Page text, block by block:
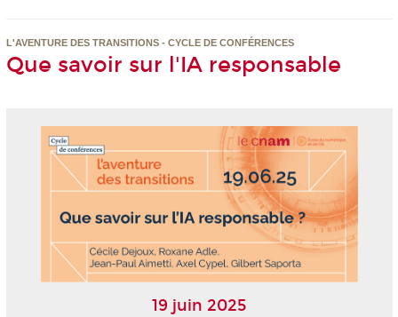
L'AVENTURE DES TRANSITIONS - CYCLE DE CONFÉRENCES
Que savoir sur l'IA responsable
19 juin 2025